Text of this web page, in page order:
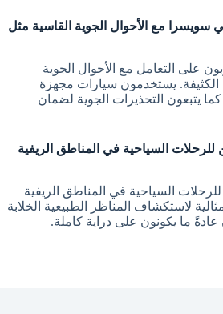
سويسرا مع الأحوال الجوية القاسية مثل
على التعامل مع الأحوال الجوية
الكثيفة. يستخدمون سيارات مجهزة
كما يتبعون التحذيرات الجوية لضمان
السياحية في المناطق الريفية
السياحية في المناطق الريفية
لاستكشاف المناظر الطبيعية الخلابة
عادةً ما يكونون على دراية كاملة.